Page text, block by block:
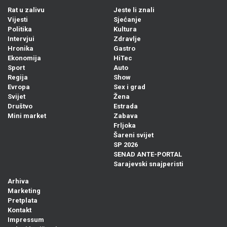
Rat u zalivu
Vijesti
Politika
Intervjui
Hronika
Ekonomija
Sport
Regija
Evropa
Svijet
Društvo
Mini market
Jeste li znali
Sjećanje
Kultura
Zdravlje
Gastro
HiTec
Auto
Show
Sex i grad
Žena
Estrada
Zabava
Frljoka
Šareni svijet
SP 2026
SENAD ANTE-PORTAL
Sarajevski snajperisti
Arhiva
Marketing
Pretplata
Kontakt
Impressum